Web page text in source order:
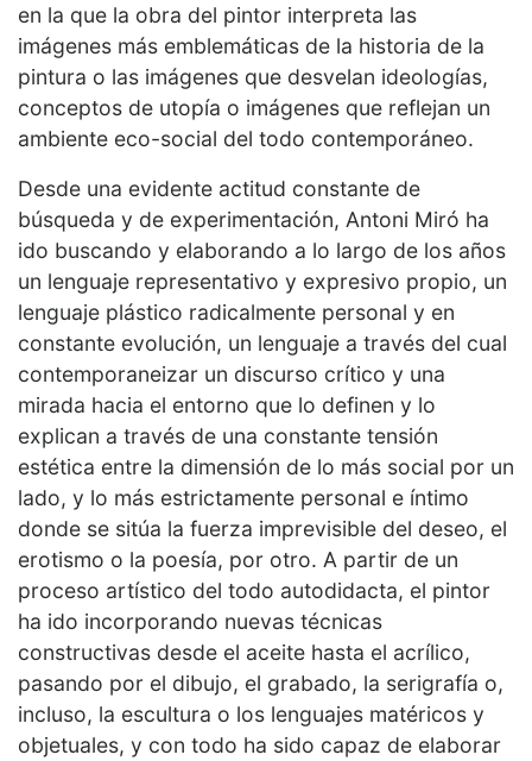
en la que la obra del pintor interpreta las
imágenes más emblemáticas de la historia de la
pintura o las imágenes que desvelan ideologías,
conceptos de utopía o imágenes que reflejan un
ambiente eco-social del todo contemporáneo.
Desde una evidente actitud constante de
búsqueda y de experimentación, Antoni Miró ha
ido buscando y elaborando a lo largo de los años
un lenguaje representativo y expresivo propio, un
lenguaje plástico radicalmente personal y en
constante evolución, un lenguaje a través del cual
contemporaneizar un discurso crítico y una
mirada hacia el entorno que lo definen y lo
explican a través de una constante tensión
estética entre la dimensión de lo más social por un
lado, y lo más estrictamente personal e íntimo
donde se sitúa la fuerza imprevisible del deseo, el
erotismo o la poesía, por otro. A partir de un
proceso artístico del todo autodidacta, el pintor
ha ido incorporando nuevas técnicas
constructivas desde el aceite hasta el acrílico,
pasando por el dibujo, el grabado, la serigrafía o,
incluso, la escultura o los lenguajes matéricos y
objetuales, y con todo ha sido capaz de elaborar